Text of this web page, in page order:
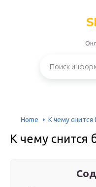
Home К чему
К чему снится